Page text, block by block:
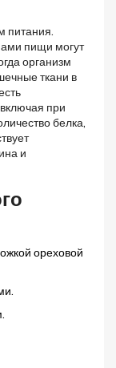
питания.
пищи могут
организм
ткани в
при
белка,
и
ореховой